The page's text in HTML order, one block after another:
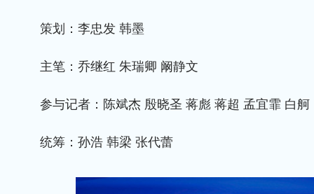
策划：李忠发 韩墨
主笔：乔继红 朱瑞卿 阚静文
参与记者：陈斌杰 殷晓圣 蒋彪 蒋超 孟宜霏 白舸
统筹：孙浩 韩梁 张代蕾